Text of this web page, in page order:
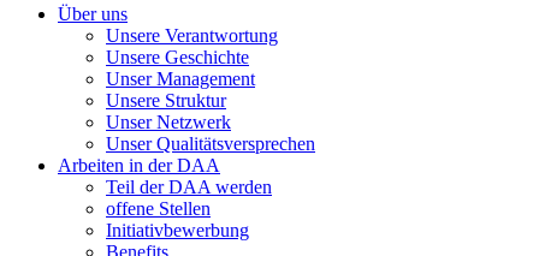
Über uns
Unsere Verantwortung
Unsere Geschichte
Unser Management
Unsere Struktur
Unser Netzwerk
Unser Qualitätsversprechen
Arbeiten in der DAA
Teil der DAA werden
offene Stellen
Initiativbewerbung
Benefits